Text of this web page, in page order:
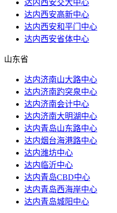
达内西安交大中心
达内西安高新中心
达内西安和平门中心
达内西安省体中心
山东省
达内济南山大路中心
达内济南趵突泉中心
达内济南会计中心
达内济南大明湖中心
达内青岛山东路中心
达内烟台海港路中心
达内潍坊中心
达内临沂中心
达内青岛CBD中心
达内青岛西海岸中心
达内青岛城阳中心